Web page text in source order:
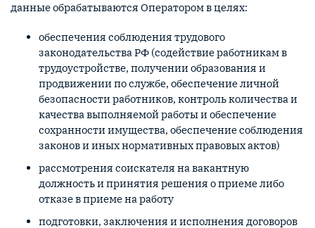
данные обрабатываются Оператором в целях:
обеспечения соблюдения трудового
законодательства РФ (содействие работникам в
трудоустройстве, получении образования и
продвижении по службе, обеспечение личной
безопасности работников, контроль количества и
качества выполняемой работы и обеспечение
сохранности имущества, обеспечение соблюдения
законов и иных нормативных правовых актов)
рассмотрения соискателя на вакантную
должность и принятия решения о приеме либо
отказе в приеме на работу
подготовки, заключения и исполнения договоров